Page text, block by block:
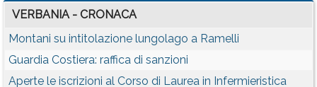
VERBANIA - CRONACA
Montani su intitolazione lungolago a Ramelli
Guardia Costiera: raffica di sanzioni
Aperte le iscrizioni al Corso di Laurea in Infermieristica